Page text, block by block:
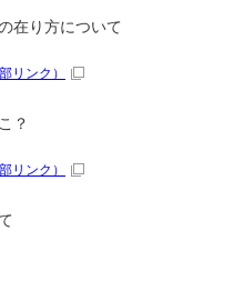
在り方について
リンク）
？
リンク）